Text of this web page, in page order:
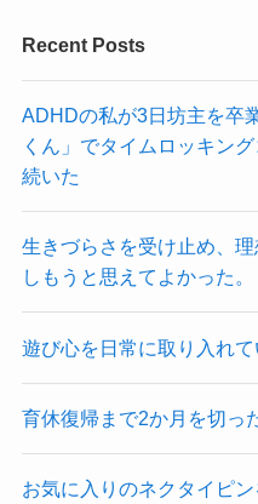
Recent Posts
ADHDの私が3日坊主を卒
くん」でタイムロッキン
続いた
生きづらさを受け止め、
しもうと思えてよかった。
遊び心を日常に取り入れて
育休復帰まで2か月を切っ
お気に入りのネクタイピ